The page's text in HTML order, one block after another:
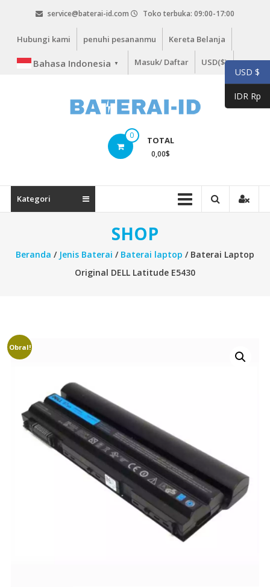
service@baterai-id.com Toko terbuka: 09:00-17:00
Hubungi kami penuhi pesananmu Kereta Belanja
Bahasa Indonesia ▼ Masuk/ Daftar USD($)
id.com
0 TOTAL
0,00$
Kategori
SHOP
Beranda / Jenis Baterai / Baterai laptop / Baterai Laptop
Original DELL Latitude E5430
Obral!
USD $
IDR Rp